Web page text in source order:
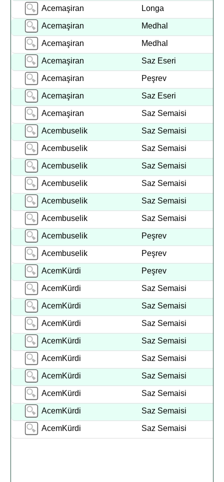
Acemaşiran Longa
Acemaşiran Medhal
Acemaşiran Medhal
Acemaşiran Saz Eseri
Acemaşiran Peşrev
Acemaşiran Saz Eseri
Acemaşiran Saz Semaisi
Acembuselik Saz Semaisi
Acembuselik Saz Semaisi
Acembuselik Saz Semaisi
Acembuselik Saz Semaisi
Acembuselik Saz Semaisi
Acembuselik Saz Semaisi
Acembuselik Peşrev
Acembuselik Peşrev
AcemKürdi Peşrev
AcemKürdi Saz Semaisi
AcemKürdi Saz Semaisi
AcemKürdi Saz Semaisi
AcemKürdi Saz Semaisi
AcemKürdi Saz Semaisi
AcemKürdi Saz Semaisi
AcemKürdi Saz Semaisi
AcemKürdi Saz Semaisi
AcemKürdi Saz Semaisi